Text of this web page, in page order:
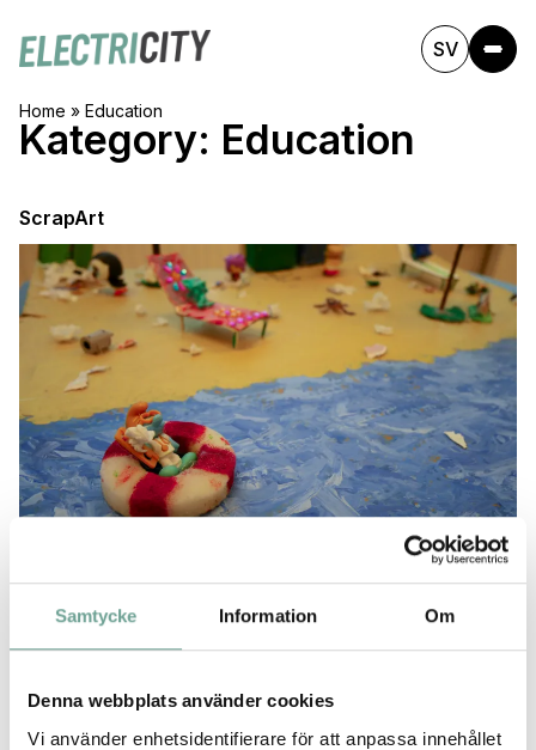
Samtycke Information Om
Denna webbplats använder cookies
Vi använder enhetsidentifierare för att anpassa innehållet
SV
Home » Education
Kategory: Education
ScrapArt